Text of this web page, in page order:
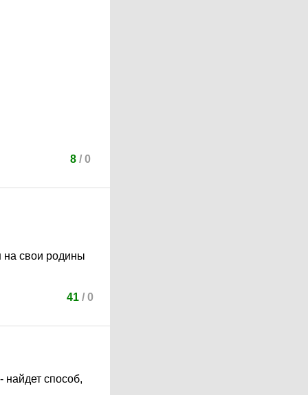
8/ 0
на свои родины
41 / 0
найдет способ,